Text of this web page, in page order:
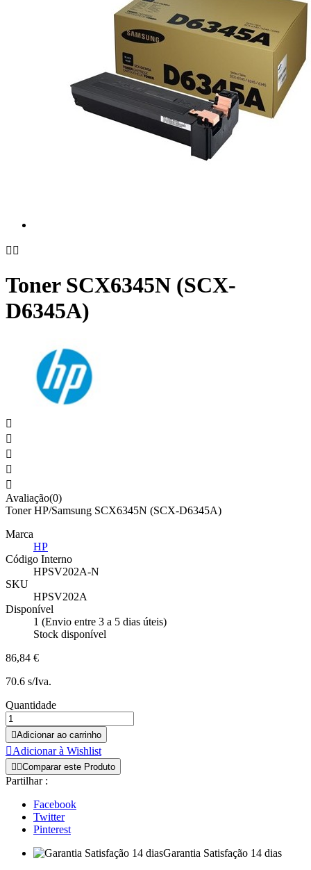
 
Toner SCX6345N (SCX-
D6345A)





Avaliação(0)
Toner HP/Samsung SCX6345N (SCX-D6345A)
Marca
HP
Código Interno
HPSV202A-N
SKU
HPSV202A
Disponível
1 (Envio entre 3 a 5 dias úteis)
Stock disponível
86,84 €
70.6 s/Iva.
Quantidade
Adicionar ao carrinho
Adicionar à Wishlist
 Comparar este Produto
Partilhar :
Facebook
Twitter
Pinterest
Garantia Satisfação 14 dias